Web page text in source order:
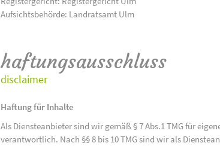
Aufsichtsbehörde: Landratsamt Ulm
haftungsausschluss
disclaimer
Haftung für Inhalte
Als Diensteanbieter sind wir gemäß § 7 Abs.1 TMG für
verantwortlich. Nach §§ 8 bis 10 TMG sind wir als